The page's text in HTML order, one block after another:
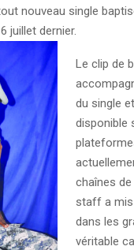
nouveau single
juillet dernier.
Le clip de
du single
disponible
chaînes
staff a
dans les
véritable